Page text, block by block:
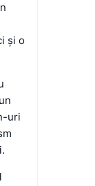
și o
uri